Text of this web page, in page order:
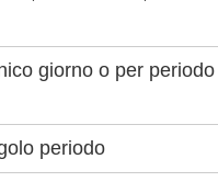
giorno o per periodo
periodo